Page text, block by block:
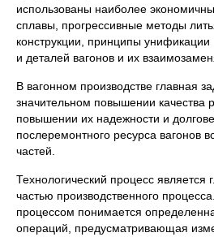
использованы наиболее
сплавы, прогрессивные методы
конструкции, принципы унификации
и деталей вагонов и их
В вагонном производстве главная
значительном повышении качества
повышении их надежности и
послеремонтного ресурса вагонов
частей.
Технологический процесс является
частью производственного
процессом понимается
операций, предусматривающая